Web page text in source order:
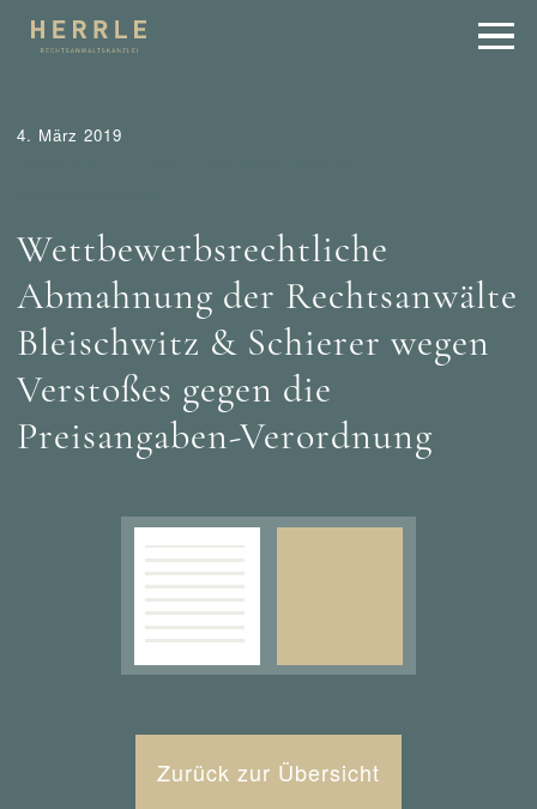
4. März 2019
Wettbewerbsrechtliche
Abmahnung der Rechtsanwälte
Bleischwitz & Schierer wegen
Verstoßes gegen die
Preisangaben-Verordnung
Zurück zur Übersicht